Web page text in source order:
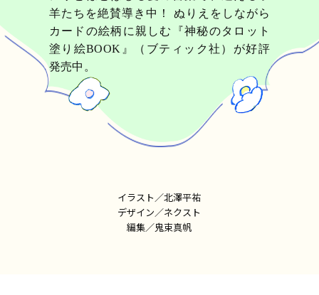
羊たちを絶賛導き中！ ぬりえをしながら
カードの絵柄に親しむ『神秘のタロット
塗り絵BOOK』（ブティック社）が好評
発売中。
イラスト／北澤平祐
デザイン／ネクスト
編集／鬼束真帆